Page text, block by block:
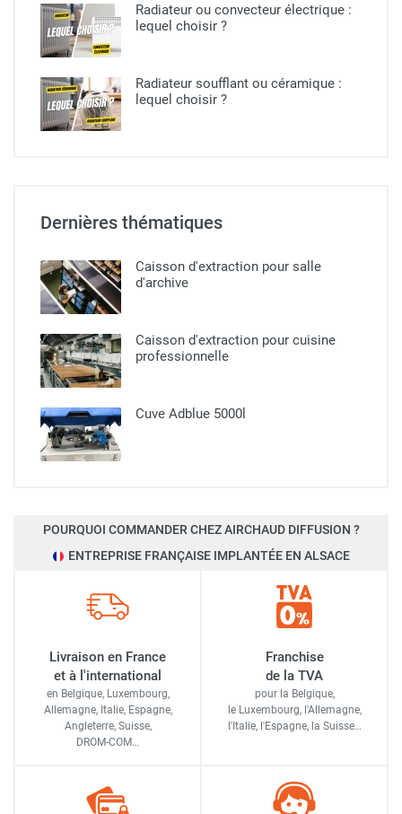
Radiateur ou convecteur électrique :
lequel choisir ?​
Radiateur soufflant ou céramique​ :
lequel choisir ?
Dernières thématiques
Caisson d'extraction pour salle
d'archive
Caisson d'extraction pour cuisine
professionnelle​
Cuve Adblue 5000l
POURQUOI COMMANDER CHEZ AIRCHAUD DIFFUSION ?
ENTREPRISE FRANÇAISE IMPLANTÉE EN ALSACE
Livraison en France
et à l'international
en Belgique, Luxembourg,
Allemagne, Italie, Espagne,
Angleterre, Suisse,
DROM-COM…
Franchise
de la TVA
pour la Belgique,
le Luxembourg, l'Allemagne,
l'Italie, l'Espagne, la Suisse…